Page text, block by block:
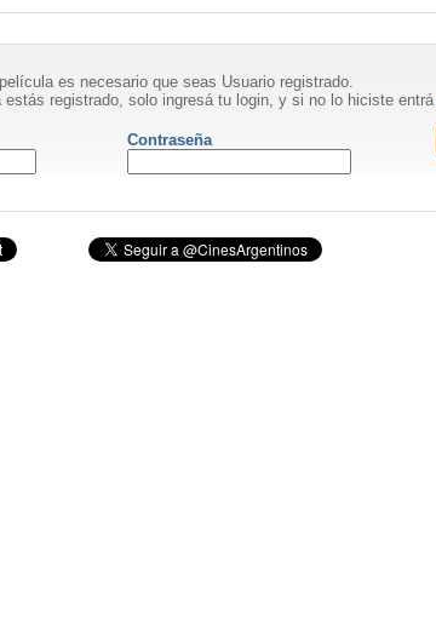
es necesario que seas Usuario registrado.
registrado, solo ingresá tu login, y si no lo hiciste entrá
Contraseña